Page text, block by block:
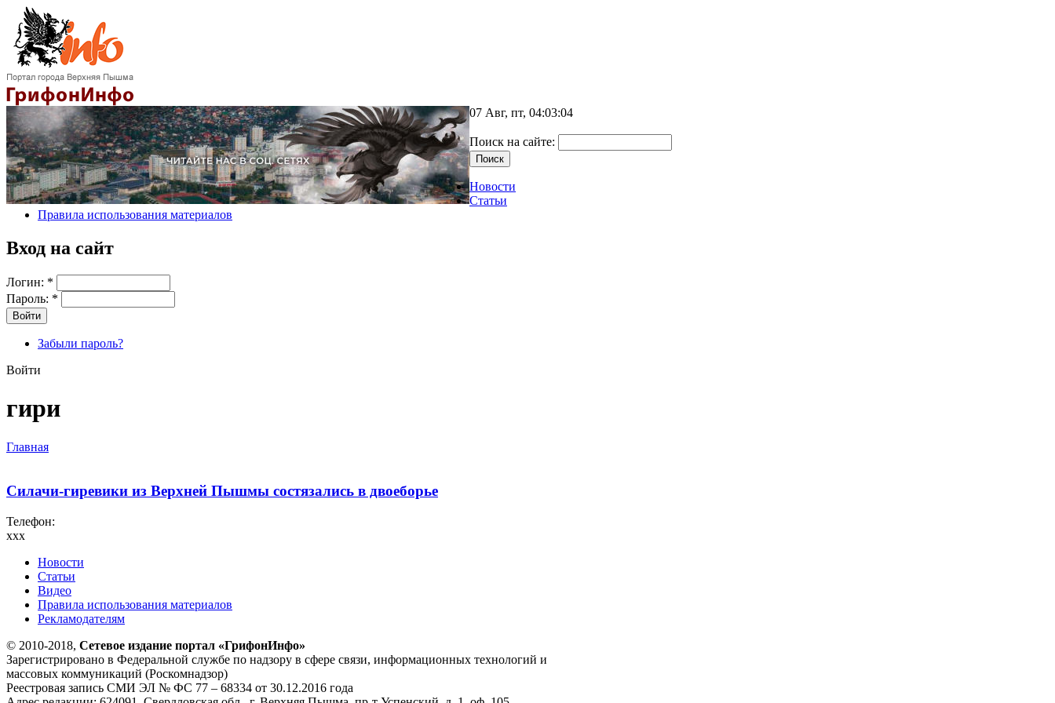
07 Авг, пт, 04:03:04
Поиск на сайте:
Новости
Статьи
Правила использования материалов
Вход на сайт
Логин: *
Пароль: *
Забыли пароль?
Войти
гири
Главная
Силачи-гиревики из Верхней Пышмы состязались в двоеборье
Телефон:
xxx
Новости
Статьи
Видео
Правила использования материалов
Рекламодателям
© 2010-2018, Сетевое издание портал «ГрифонИнфо»
Зарегистрировано в Федеральной службе по надзору в сфере связи, информационных технологий и
массовых коммуникаций (Роскомнадзор)
Реестровая запись СМИ ЭЛ № ФС 77 – 68334 от 30.12.2016 года